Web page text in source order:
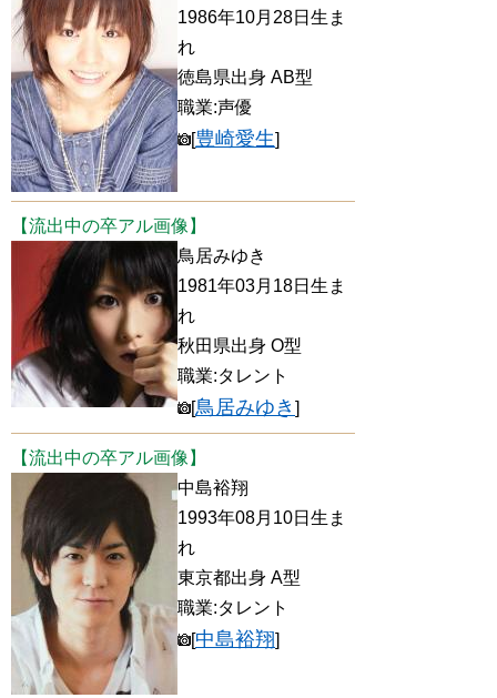
1986年10月28日生ま
れ
徳島県出身 AB型
職業:声優
[豊崎愛生]
【流出中の卒アル画像】
鳥居みゆき
1981年03月18日生ま
れ
秋田県出身 O型
職業:タレント
[鳥居みゆき ]
【流出中の卒アル画像】
中島裕翔
1993年08月10日生ま
れ
東京都出身 A型
職業:タレント
[中島裕翔]